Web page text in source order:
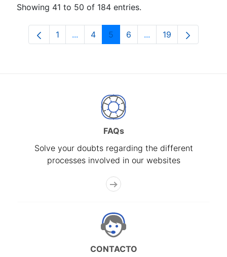
Showing 41 to 50 of 184 entries.
Page
1 ...Intermediate Pages Use TAB to
Page
4 Page
5 Page
6 ...Intermediate Pages
Page
19
FAQs
Solve your doubts regarding the different
processes involved in our websites
CONTACTO